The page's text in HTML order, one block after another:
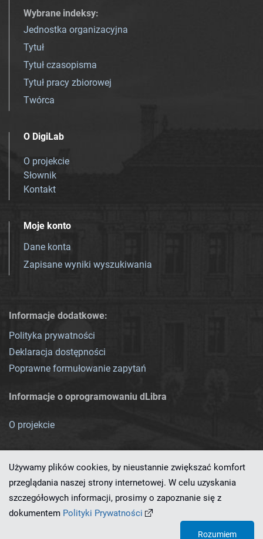
Wybrane indeksy:
Jednostka organizacyjna
Tytuł
Tytuł czasopisma
Tytuł pracy zbiorowej
Twórca
O DigiLab
O projekcie
Słownik
Kontakt
Moje konto
Dane konta
Zapisane wyniki wyszukiwania
Informacje dodatkowe:
Polityka prywatności
Deklaracja dostępności
Poprawne formułowanie zapytań
Informacje o oprogramowaniu dLibra
O projekcie
Ten serwis działa dzięki oprogramowaniu
Używamy plików cookies, by nieustannie zwiększać komfort
przeglądania naszej strony internetowej. W celu uzyskania
szczegółowych informacji, prosimy o zapoznanie się z
dokumentem Polityki Prywatności
Rozumiem